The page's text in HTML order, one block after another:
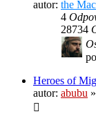
autor: the
4
28734
Heroes of
autor: abubu »